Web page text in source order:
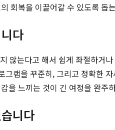
회복을 이끌어갈 수 있도록 돕
다
않는다고 해서 쉽게 좌절하거
램을 꾸준히, 그리고 정확한
을 느끼는 것이 긴 여정을 완주
니다